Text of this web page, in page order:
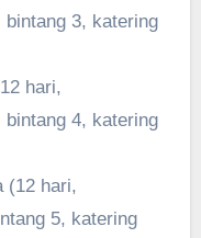
bintang 3, katering
hari,
bintang 4, katering
(12 hari,
5, katering